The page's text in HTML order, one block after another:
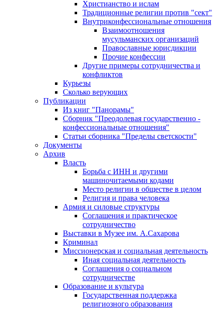
Христианство и ислам
Традиционные религии против "сект"
Внутриконфессиональные отношения
Взаимоотношения
мусульманских организаций
Православные юрисдикции
Прочие конфессии
Другие примеры сотрудничества и
конфликтов
Курьезы
Сколько верующих
Публикации
Из книг "Панорамы"
Сборник "Преодолевая государственно -
конфессиональные отношения"
Статьи сборника "Пределы светскости"
Документы
Архив
Власть
Борьба с ИНН и другими
машиночитаемыми кодами
Место религии в обществе в целом
Религия и права человека
Армия и силовые структуры
Соглашения и практическое
сотрудничество
Выставки в Музее им. А.Сахарова
Криминал
Миссионерская и социальная деятельность
Иная социальная деятельность
Соглашения о социальном
сотрудничестве
Образование и культура
Государственная поддержка
религиозного образования